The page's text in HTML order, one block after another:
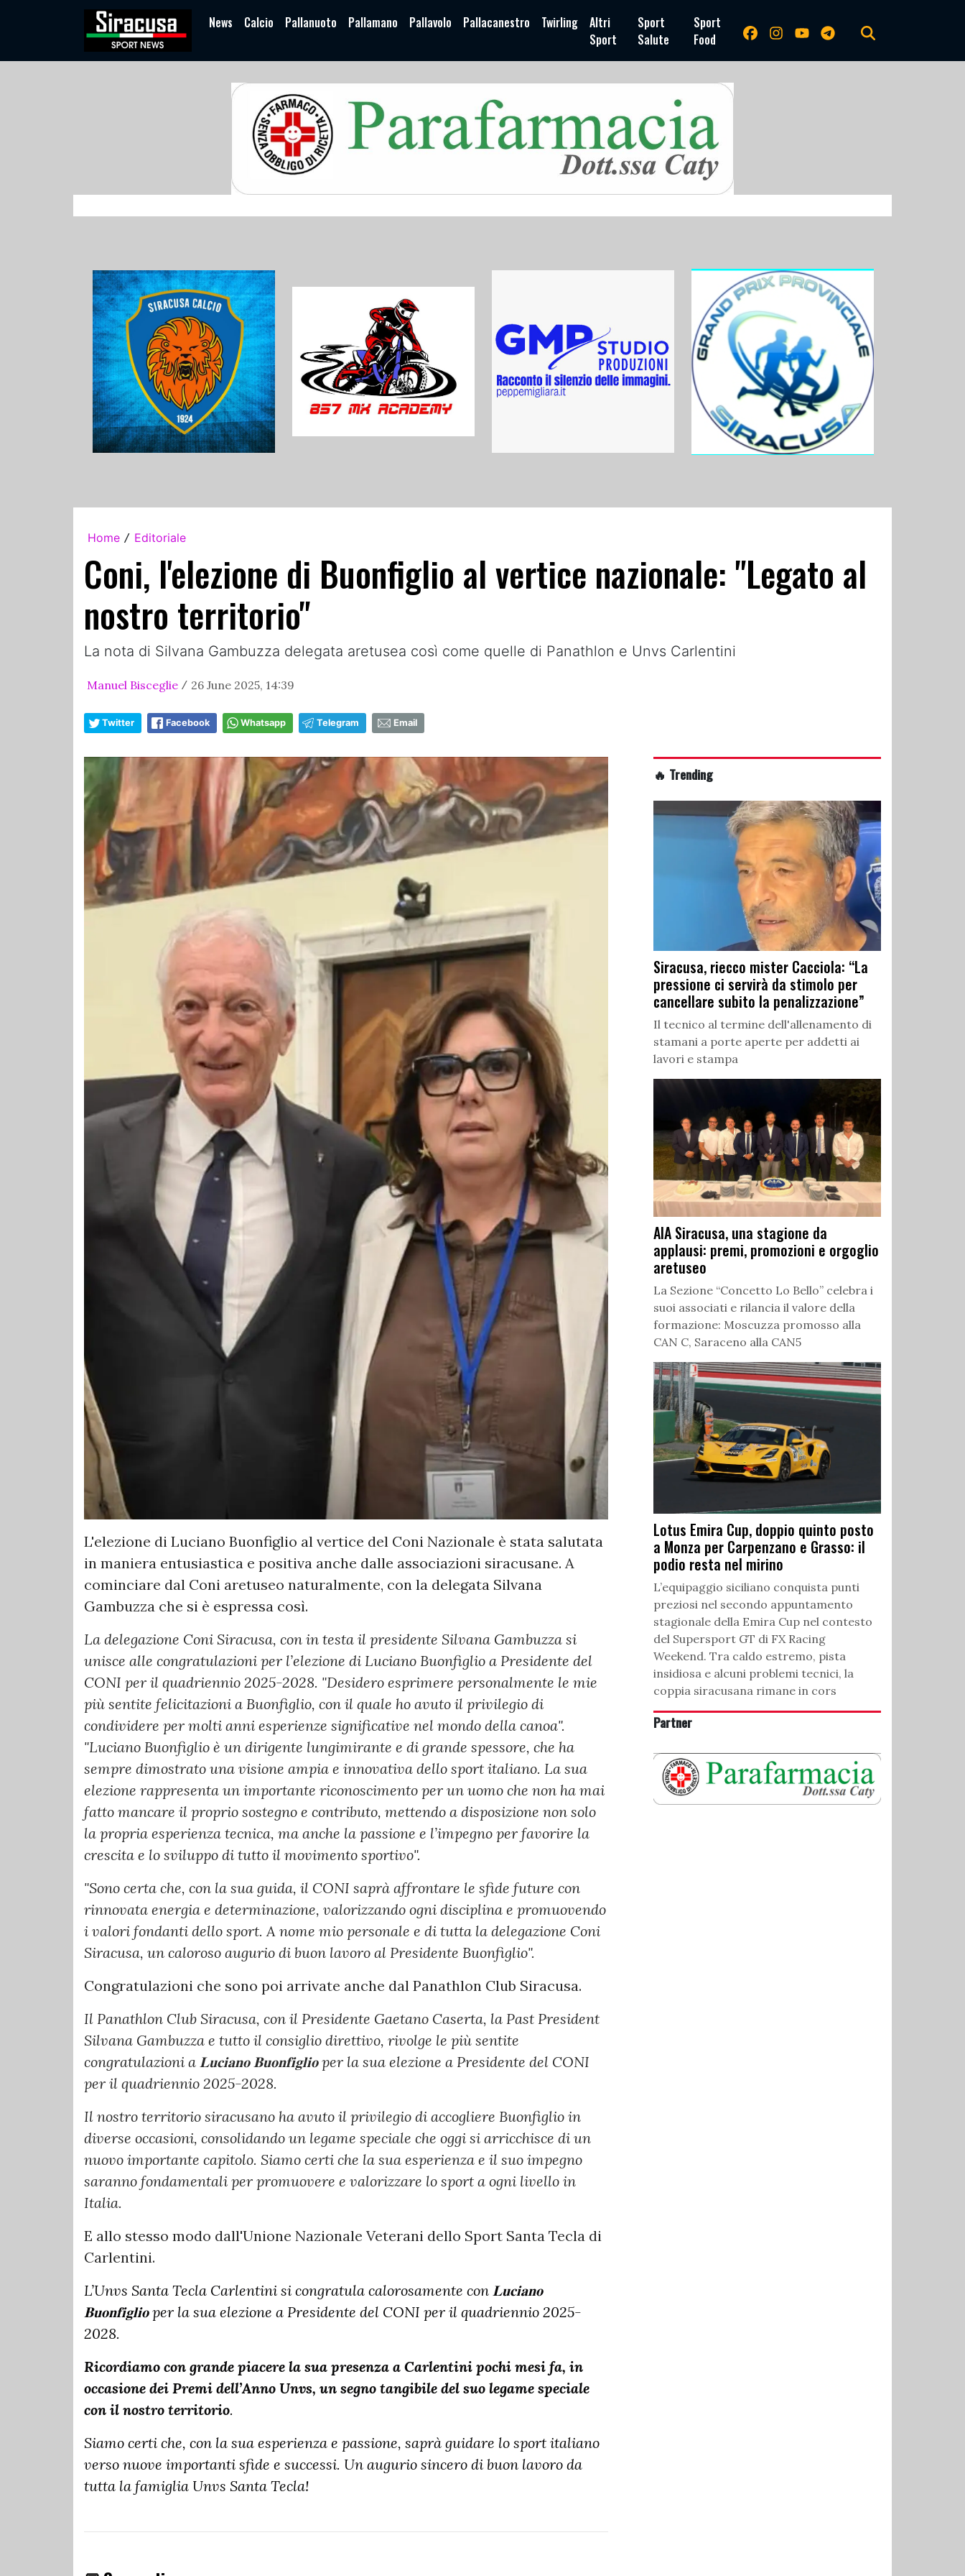
News Calcio Pallanuoto Pallamano Pallavolo Pallacanestro Twirling
Altri
Sport
Sport
Salute
Sport
Food
Home / Editoriale
Coni, l'elezione di Buonfiglio al vertice nazionale: "Legato al
nostro territorio"
La nota di Silvana Gambuzza delegata aretusea così come quelle di Panathlon e Unvs Carlentini
Manuel Bisceglie / 26 June 2025, 14:39
Twitter Facebook Whatsapp Telegram Email
L'elezione di Luciano Buonfiglio al vertice del Coni Nazionale è stata salutata
in maniera entusiastica e positiva anche dalle associazioni siracusane. A
cominciare dal Coni aretuseo naturalmente, con la delegata Silvana
Gambuzza che si è espressa così.
La delegazione Coni Siracusa, con in testa il presidente Silvana Gambuzza si
unisce alle congratulazioni per l’elezione di Luciano Buonfiglio a Presidente del
CONI per il quadriennio 2025-2028. "Desidero esprimere personalmente le mie
più sentite felicitazioni a Buonfiglio, con il quale ho avuto il privilegio di
condividere per molti anni esperienze significative nel mondo della canoa".
"Luciano Buonfiglio è un dirigente lungimirante e di grande spessore, che ha
sempre dimostrato una visione ampia e innovativa dello sport italiano. La sua
elezione rappresenta un importante riconoscimento per un uomo che non ha mai
fatto mancare il proprio sostegno e contributo, mettendo a disposizione non solo
la propria esperienza tecnica, ma anche la passione e l’impegno per favorire la
crescita e lo sviluppo di tutto il movimento sportivo".
"Sono certa che, con la sua guida, il CONI saprà affrontare le sfide future con
rinnovata energia e determinazione, valorizzando ogni disciplina e promuovendo
i valori fondanti dello sport. A nome mio personale e di tutta la delegazione Coni
Siracusa, un caloroso augurio di buon lavoro al Presidente Buonfiglio".
Congratulazioni che sono poi arrivate anche dal Panathlon Club Siracusa.
Il Panathlon Club Siracusa, con il Presidente Gaetano Caserta, la Past President
Silvana Gambuzza e tutto il consiglio direttivo, rivolge le più sentite
congratulazioni a 𝐋𝐮𝐜𝐢𝐚𝐧𝐨 𝐁𝐮𝐨𝐧𝐟𝐢𝐠𝐥𝐢𝐨 per la sua elezione a Presidente del CONI
per il quadriennio 2025-2028.
Il nostro territorio siracusano ha avuto il privilegio di accogliere Buonfiglio in
diverse occasioni, consolidando un legame speciale che oggi si arricchisce di un
nuovo importante capitolo. Siamo certi che la sua esperienza e il suo impegno
saranno fondamentali per promuovere e valorizzare lo sport a ogni livello in
Italia.
E allo stesso modo dall'Unione Nazionale Veterani dello Sport Santa Tecla di
Carlentini.
L’Unvs Santa Tecla Carlentini si congratula calorosamente con 𝐋𝐮𝐜𝐢𝐚𝐧𝐨
𝐁𝐮𝐨𝐧𝐟𝐢𝐠𝐥𝐢𝐨 per la sua elezione a Presidente del CONI per il quadriennio 2025-
2028.
Ricordiamo con grande piacere la sua presenza a Carlentini pochi mesi fa, in
occasione dei Premi dell’Anno Unvs, un segno tangibile del suo legame speciale
con il nostro territorio.
Siamo certi che, con la sua esperienza e passione, saprà guidare lo sport italiano
verso nuove importanti sfide e successi. Un augurio sincero di buon lavoro da
tutta la famiglia Unvs Santa Tecla!
🔥 Trending
Siracusa, riecco mister Cacciola: “La
pressione ci servirà da stimolo per
cancellare subito la penalizzazione”
Il tecnico al termine dell'allenamento di
stamani a porte aperte per addetti ai
lavori e stampa
AIA Siracusa, una stagione da
applausi: premi, promozioni e orgoglio
aretuseo
La Sezione “Concetto Lo Bello” celebra i
suoi associati e rilancia il valore della
formazione: Moscuzza promosso alla
CAN C, Saraceno alla CAN5
Lotus Emira Cup, doppio quinto posto
a Monza per Carpenzano e Grasso: il
podio resta nel mirino
L’equipaggio siciliano conquista punti
preziosi nel secondo appuntamento
stagionale della Emira Cup nel contesto
del Supersport GT di FX Racing
Weekend. Tra caldo estremo, pista
insidiosa e alcuni problemi tecnici, la
coppia siracusana rimane in cors
Partner